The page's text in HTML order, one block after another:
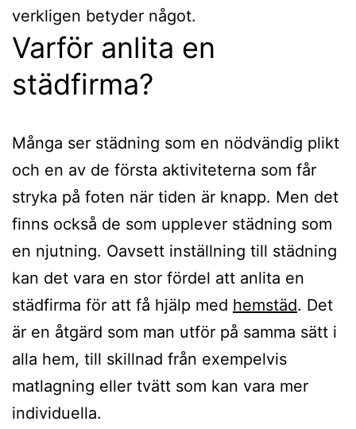
verkligen betyder något.
Varför anlita en
städfirma?
Många ser städning som en nödvändig plikt
och en av de första aktiviteterna som får
stryka på foten när tiden är knapp. Men det
finns också de som upplever städning som
en njutning. Oavsett inställning till städning
kan det vara en stor fördel att anlita en
städfirma för att få hjälp med hemstäd. Det
är en åtgärd som man utför på samma sätt i
alla hem, till skillnad från exempelvis
matlagning eller tvätt som kan vara mer
individuella.